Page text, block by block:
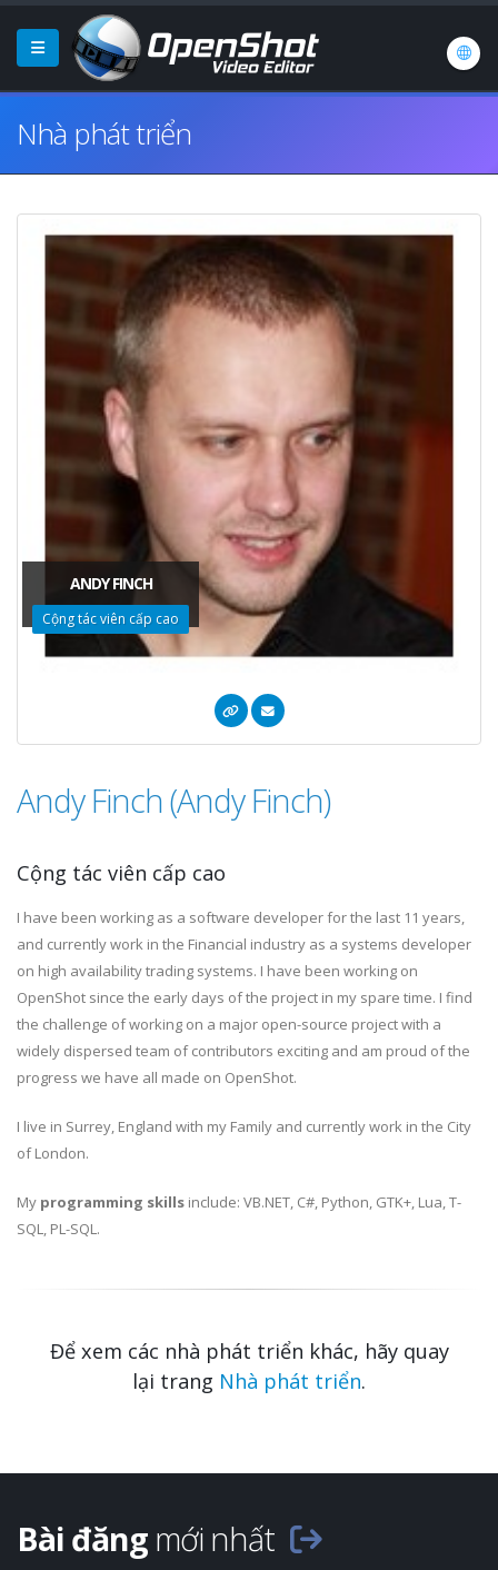
Nhà phát triển
ANDY FINCH
Cộng tác viên cấp cao
Andy Finch (Andy Finch)
Cộng tác viên cấp cao
I have been working as a software developer for the last 11 years,
and currently work in the Financial industry as a systems developer
on high availability trading systems. I have been working on
OpenShot since the early days of the project in my spare time. I find
the challenge of working on a major open-source project with a
widely dispersed team of contributors exciting and am proud of the
progress we have all made on OpenShot.
I live in Surrey, England with my Family and currently work in the City
of London.
My programming skills include: VB.NET, C#, Python, GTK+, Lua, T-
SQL, PL-SQL.
Để xem các nhà phát triển khác, hãy quay
lại trang Nhà phát triển.
Bài đăng mới nhất